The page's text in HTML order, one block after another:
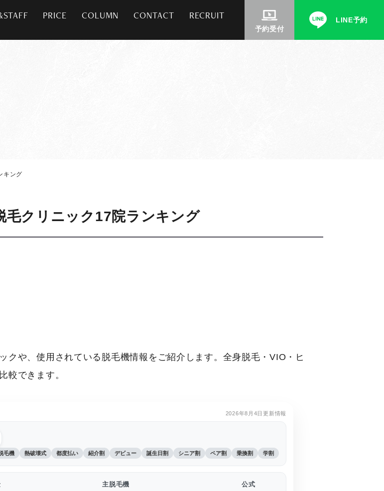
PRICE COLUMN CONTACT RECRUIT
予約受付
LINE予約
キング
毛クリニック17院ランキング
クや、使用されている脱毛機情報をご紹介します。全身脱毛・VIO・ヒ
較できます。
2026年8月4日更新情報
毛機 熱破壊式 都度払い 紹介割 デビュー 誕生日割 シニア割 ペア割 乗換割 学割
主脱毛機 公式